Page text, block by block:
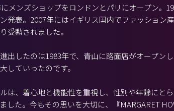
にメンズショップをロンドンとパリにオープン。
発表。2007年にはイギリス国内でファッション
受勲されました。
出したのは1983年で、青山に路面店がオープン
していったのです。
は、着心地と機能性を重視し、性別や年齢にと
した。今もその思いを大切に、『MARGARET